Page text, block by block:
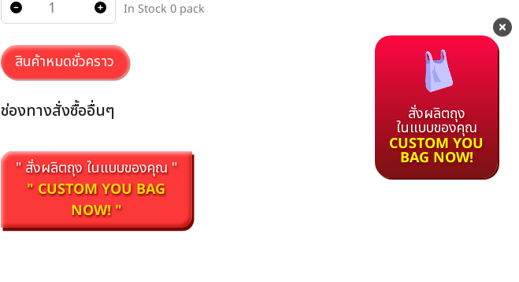
In Stock 0 pack
สินค้าหมดชั่วคราว
ช่องทางสั่งซื้ออื่นๆ
" สั่งผลิตถุง ในแบบของคุณ "
" CUSTOM YOU BAG
NOW! "
สั่งผลิตถุง
ในแบบของคุณ
CUSTOM YOU
BAG NOW!